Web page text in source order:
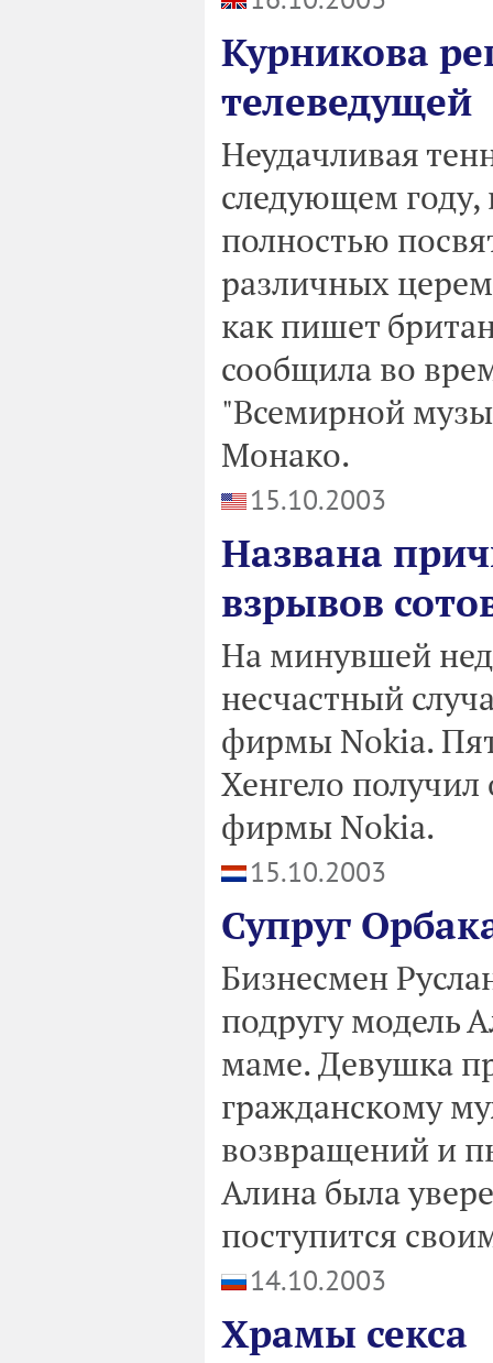
Курникова
телеведущей
Неудачливая
следующем году,
полностью
различных
как пишет
сообщила во
"Всемирной
Монако.
15.10.2003
Названа
взрывов
На минувшей
несчастный
фирмы Nokia.
Хенгело
фирмы Nokia.
15.10.2003
Супруг
Бизнесмен
подругу модель
маме. Девушка
гражданскому
возвращений и
Алина была
поступится
14.10.2003
Храмы секса